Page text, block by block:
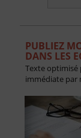
PUBLIEZ
DANS LES
Texte optimisé
immédiate par